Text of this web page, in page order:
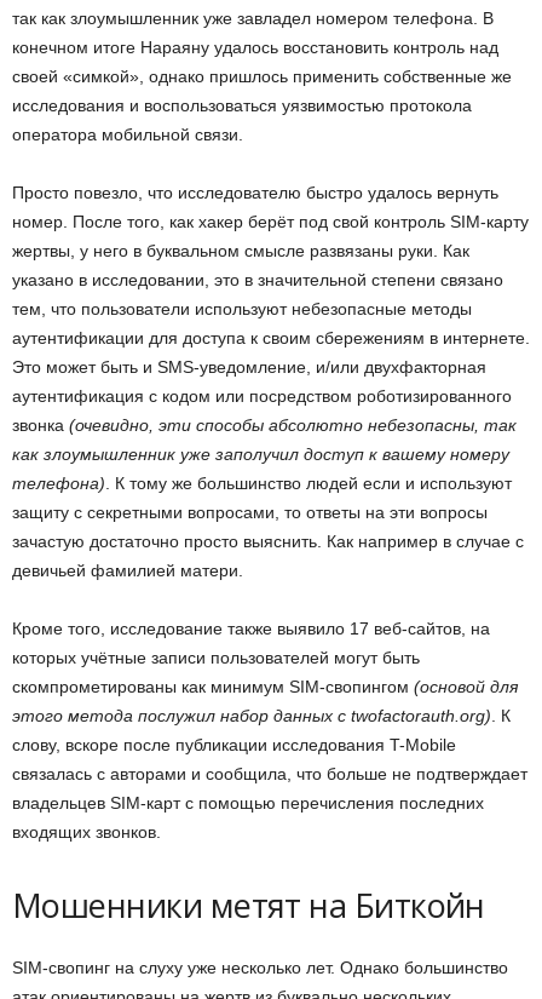
так как злоумышленник уже завладел номером телефона. В
конечном итоге Нараяну удалось восстановить контроль над
своей «симкой», однако пришлось применить собственные же
исследования и воспользоваться уязвимостью протокола
оператора мобильной связи.
Просто повезло, что исследователю быстро удалось вернуть
номер. После того, как хакер берёт под свой контроль SIM-карту
жертвы, у него в буквальном смысле развязаны руки. Как
указано в исследовании, это в значительной степени связано
тем, что пользователи используют небезопасные методы
аутентификации для доступа к своим сбережениям в интернете.
Это может быть и SMS-уведомление, и/или двухфакторная
аутентификация с кодом или посредством роботизированного
звонка (очевидно, эти способы абсолютно небезопасны, так
как злоумышленник уже заполучил доступ к вашему номеру
телефона) . К тому же большинство людей если и используют
защиту с секретными вопросами, то ответы на эти вопросы
зачастую достаточно просто выяснить. Как например в случае с
девичьей фамилией матери.
Кроме того, исследование также выявило 17 веб-сайтов, на
которых учётные записи пользователей могут быть
скомпрометированы как минимум SIM-свопингом (основой для
этого метода послужил набор данных с twofactorauth.org) . К
слову, вскоре после публикации исследования T-Mobile
связалась с авторами и сообщила, что больше не подтверждает
владельцев SIM-карт с помощью перечисления последних
входящих звонков.
Мошенники метят на Биткойн
SIM-свопинг на слуху уже несколько лет. Однако большинство